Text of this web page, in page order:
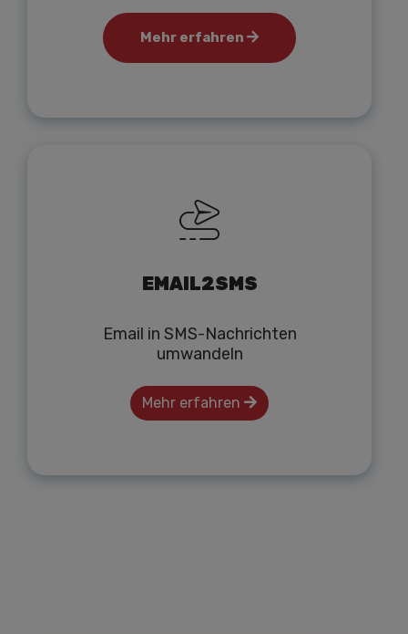
Mehr erfahren
EMAIL2SMS
Email in SMS-Nachrichten
umwandeln
Mehr erfahren